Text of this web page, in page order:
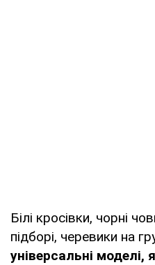
Білі кросівки, чорні
підборі, черевики на
універсальні моделі,